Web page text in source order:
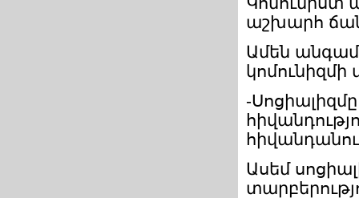
աշխարհ
Ամեն անգամ
-
Ասեմ